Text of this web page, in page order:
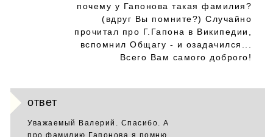
почему у Гапонова такая фамилия?
(вдруг Вы помните?) Случайно
прочитал про Г.Гапона в Википедии,
вспомнил Общагу - и озадачился...
Всего Вам самого доброго!
ответ
Уважаемый Валерий. Спасибо. А
про фамилию Гапонова я помню.